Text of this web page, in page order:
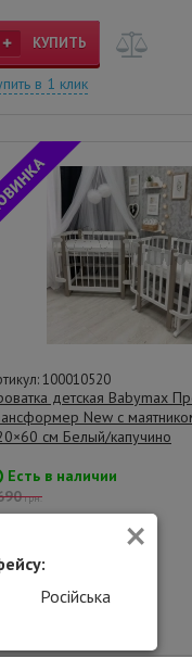
КУПИТЬ
в 1 клик
100010520
детская Babymax
New с
см Белый/капучино
Есть в наличии
грн.
8990 ×
Російська